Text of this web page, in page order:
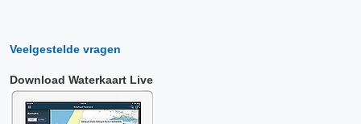
Veelgestelde vragen
Download Waterkaart Live